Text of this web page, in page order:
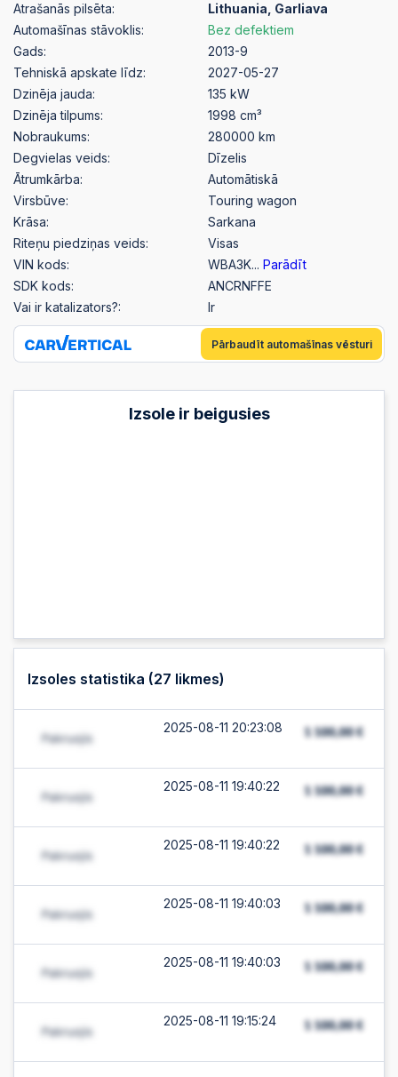
Atrašanās pilsēta:
Lithuania, Garliava
Automašīnas stāvoklis:
Bez defektiem
Gads:
2013-9
Tehniskā apskate līdz:
2027-05-27
Dzinēja jauda:
135 kW
Dzinēja tilpums:
1998 cm³
Nobraukums:
280000 km
Degvielas veids:
Dīzelis
Ātrumkārba:
Automātiskā
Virsbūve:
Touring wagon
Krāsa:
Sarkana
Riteņu piedziņas veids:
Visas
VIN kods:
WBA3K... Parādīt
SDK kods:
ANCRNFFE
Vai ir katalizators?:
Ir
Pārbaudīt automašīnas vēsturi
Izsole ir beigusies
Izsoles statistika (27 likmes)
2025-08-11 20:23:08
2025-08-11 19:40:22
2025-08-11 19:40:22
2025-08-11 19:40:03
2025-08-11 19:40:03
2025-08-11 19:15:24